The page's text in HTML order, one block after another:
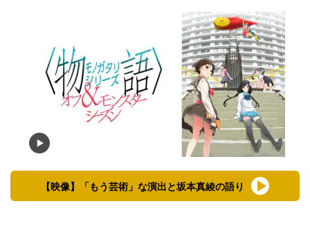
【映像】「もう芸術」な演出と坂本真綾の語り